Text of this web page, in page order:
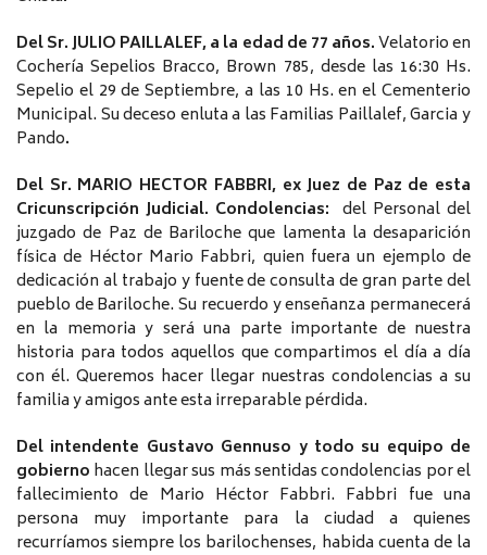
Del Sr. JULIO PAILLALEF, a la edad de 77 años.Velatorio en
Cochería Sepelios Bracco, Brown 785, desde las 16:30 Hs.
Sepelio el 29 de Septiembre, a las 10 Hs. en el Cementerio
Municipal. Su deceso enluta a las Familias Paillalef, Garcia y
Pando.
Del Sr. MARIO HECTOR FABBRI, ex Juez de Paz de esta
Cricunscripción Judicial. Condolencias: del Personal del
juzgado de Paz de Bariloche que lamenta la desaparición
física de Héctor Mario Fabbri, quien fuera un ejemplo de
dedicación al trabajo y fuente de consulta de gran parte del
pueblo de Bariloche. Su recuerdo y enseñanza permanecerá
en la memoria y será una parte importante de nuestra
historia para todos aquellos que compartimos el día a día
con él. Queremos hacer llegar nuestras condolencias a su
familia y amigos ante esta irreparable pérdida.
Del intendente Gustavo Gennuso y todo su equipo de
gobierno hacen llegar sus más sentidas condolencias por el
fallecimiento de Mario Héctor Fabbri. Fabbri fue una
persona muy importante para la ciudad a quienes
recurríamos siempre los barilochenses, habida cuenta de la